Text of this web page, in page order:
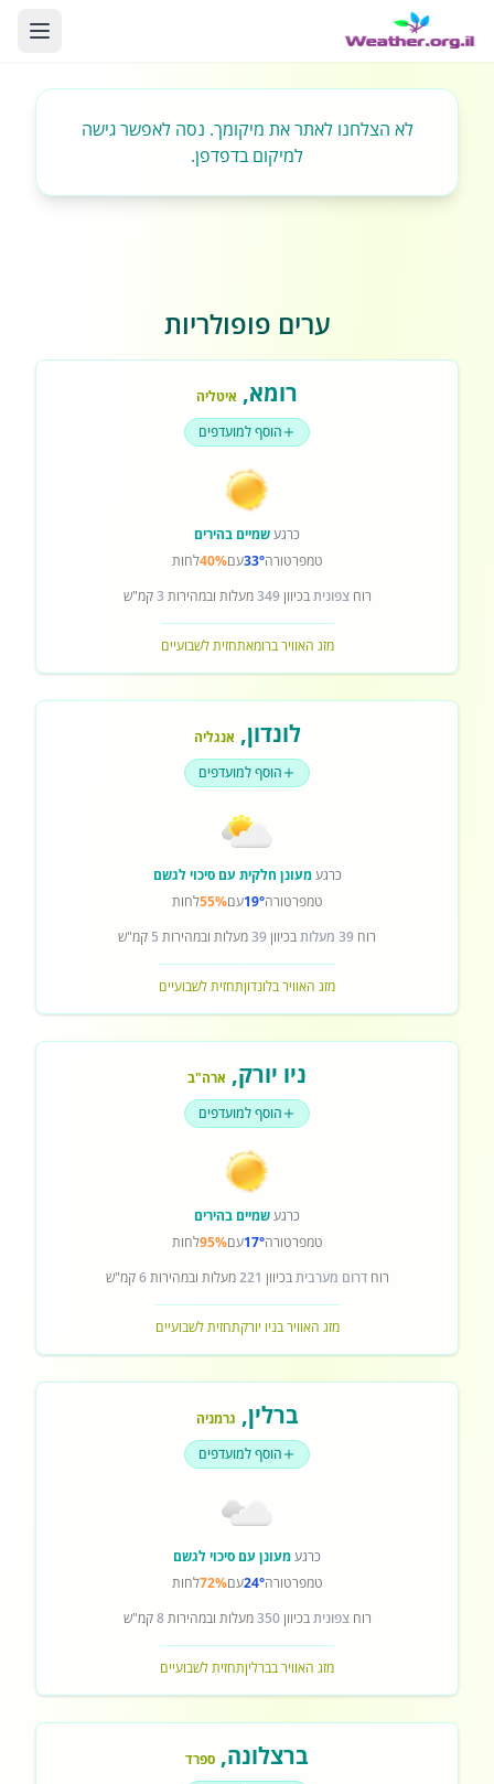
לא הצלחנו לאתר את מיקומך. נסה לאפשר גישה
למיקום בדפדפן.
ערים פופולריות
רומא, איטליה
הוסף למועדפים
כרגעשמיים בהירים
טמפרטורה33°עם40%לחות
רוחצפוניתבכיוון349מעלות ובמהירות 3קמ"ש
מזג האוויר ברומאתחזית לשבועיים
לונדון, אנגליה
הוסף למועדפים
כרגעמעונן חלקית עם סיכוי לגשם
טמפרטורה19°עם55%לחות
רוח 39 מעלות בכיוון39מעלות ובמהירות 5 קמ"ש
מזג האוויר בלונדוןתחזית לשבועיים
ניו יורק, ארה"ב
הוסף למועדפים
כרגעשמיים בהירים
טמפרטורה17°עם95%לחות
רוחדרום מערביתבכיוון 221מעלות ובמהירות6קמ"ש
מזג האוויר בניו יורקתחזית לשבועיים
ברלין, גרמניה
הוסף למועדפים
כרגעמעונן עם סיכוי לגשם
טמפרטורה24°עם72%לחות
רוחצפוניתבכיוון350מעלות ובמהירות8קמ"ש
מזג האוויר בברליןתחזית לשבועיים
ברצלונה, ספרד